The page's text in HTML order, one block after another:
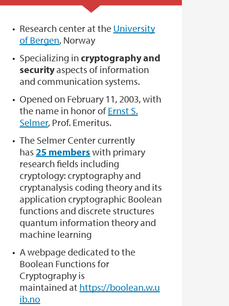
Research center at the University
of Bergen, Norway
Specializing incryptography and
securityaspects of information
and communication systems.
Opened on February 11, 2003, with
the name in honor ofErnst S.
Selmer, Prof. Emeritus.
The Selmer Center currently
has25 members with primary
research fields including
cryptology: cryptography and
cryptanalysis coding theory and its
application cryptographic Boolean
functions and discrete structures
quantum information theory and
machine learning
A webpage dedicated to the
Boolean Functions for
Cryptography is
maintained at https://boolean.w.u
ib.no